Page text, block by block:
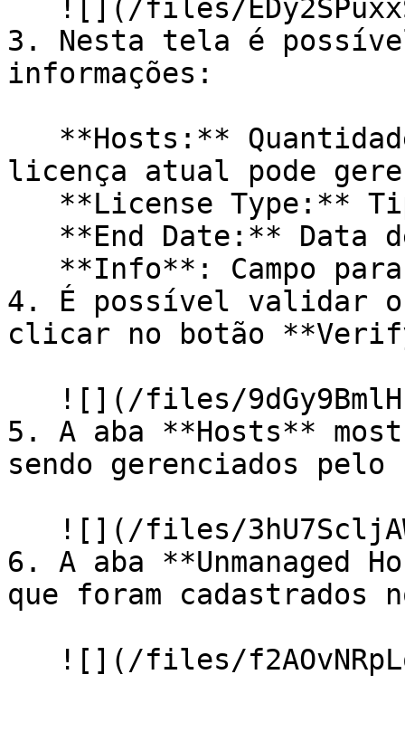
3. Nesta tela é
informações:
licença atual pode
4. É possível validar
clicar no botão
5. A aba **Hosts**
sendo gerenciados
6. A aba **Unmanaged
que foram cadastrados